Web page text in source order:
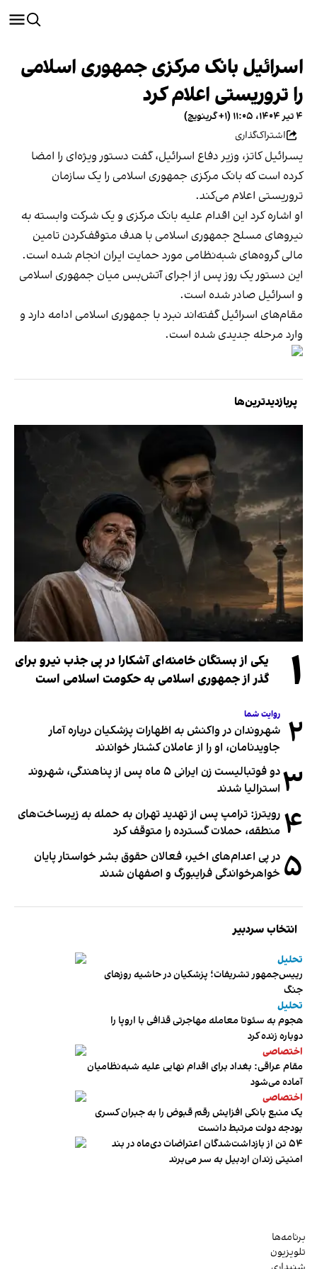
اسرائیل بانک مرکزی جمهوری اسلامی
را تروریستی اعلام کرد
۴ تیر ۱۴۰۴، ۱۱:۰۵ (‎+۱ گرینویچ)
اشتراک‌گذاری
یسرائیل کاتز، وزیر دفاع اسرائیل، گفت دستور ویژه‌ای را امضا
کرده است که بانک مرکزی جمهوری اسلامی را یک سازمان
تروریستی اعلام می‌کند.
او اشاره کرد این اقدام علیه بانک مرکزی و یک شرکت وابسته به
نیروهای مسلح جمهوری اسلامی با هدف متوقف‌کردن تامین
مالی گروه‌های شبه‌نظامی مورد حمایت ایران انجام شده است.
این دستور یک روز پس از اجرای آتش‌بس میان جمهوری اسلامی
و اسرائیل صادر شده است.
مقام‌های اسرائیل گفته‌اند نبرد با جمهوری اسلامی ادامه دارد و
وارد مرحله جدیدی شده است.
پربازدیدترین‌ها
۱
یکی از بستگان خامنه‌ای آشکارا در پی جذب نیرو برای
گذر از جمهوری اسلامی به حکومت اسلامی است
۲ روایت شما
شهروندان در واکنش به اظهارات پزشکیان درباره آمار
جاویدنامان، او را از عاملان کشتار خواندند
۳
دو فوتبالیست زن ایرانی ۵ ماه پس از پناهندگی، شهروند
استرالیا شدند
۴ رویترز: ترامپ پس از تهدید تهران به حمله به زیرساخت‌های
منطقه، حملات گسترده را متوقف کرد
۵ در پی اعدام‌های اخیر، فعالان حقوق بشر خواستار پایان
خواهرخواندگی فرایبورگ و اصفهان شدند
انتخاب سردبیر
تحلیل
رییس‌جمهور تشریفات؛ پزشکیان در حاشیه روزهای
جنگ
تحلیل
هجوم به سئوتا معامله مهاجرتی قذافی با اروپا را
دوباره زنده کرد
اختصاصی
مقام عراقی: بغداد برای اقدام نهایی علیه شبه‌نظامیان
آماده می‌شود
اختصاصی
یک منبع بانکی افزایش رقم قبوض را به جبران کسری
بودجه دولت مرتبط دانست
۵۴ تن از بازداشت‌شدگان اعتراضات دی‌ماه در بند
امنیتی زندان اردبیل به سر می‌برند
برنامه‌ها
تلویزیون